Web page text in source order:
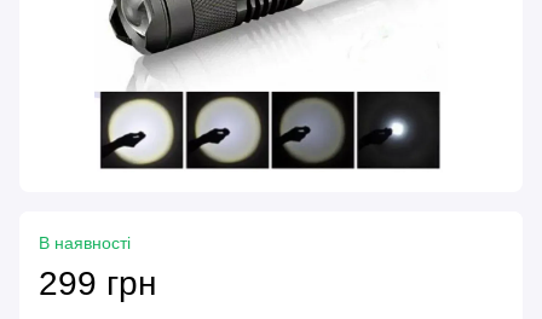
В наявності
299 грн